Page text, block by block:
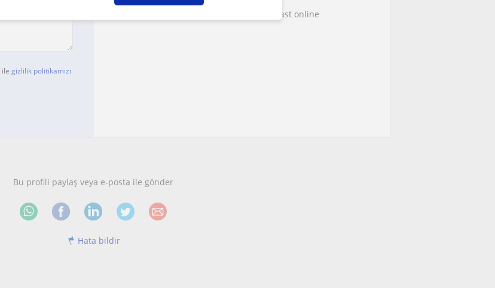
ile gizlilik politikamızı
It's been a while since they were last online
Bu profili paylaş veya e-posta ile gönder
Hata bildir